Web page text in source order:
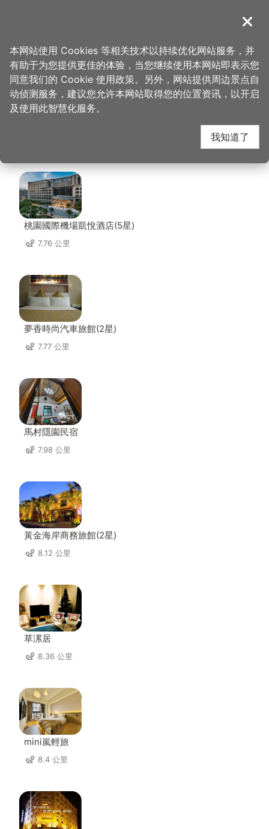
導覽
首页 > 想去的地方 > 美食、购物 > 锅强强极致火锅
锅强强极致火锅 周边住
宿
桃園國際機場凱悅酒店(5星)
7.76 公里
夢香時尚汽車旅館(2星)
7.77 公里
馬村隱園民宿
7.98 公里
黃金海岸商務旅館(2星)
8.12 公里
草漯居
8.36 公里
mini嵐輕旅
8.4 公里
关闭
本网站使用 Cookies 等相关技术以持续优化网站服务，并
有助于为您提供更佳的体验，当您继续使用本网站即表示您
同意我们的 Cookie 使用政策。另外，网站提供周边景点自
动侦测服务，建议您允许本网站取得您的位置资讯，以开启
及使用此智慧化服务。
我知道了